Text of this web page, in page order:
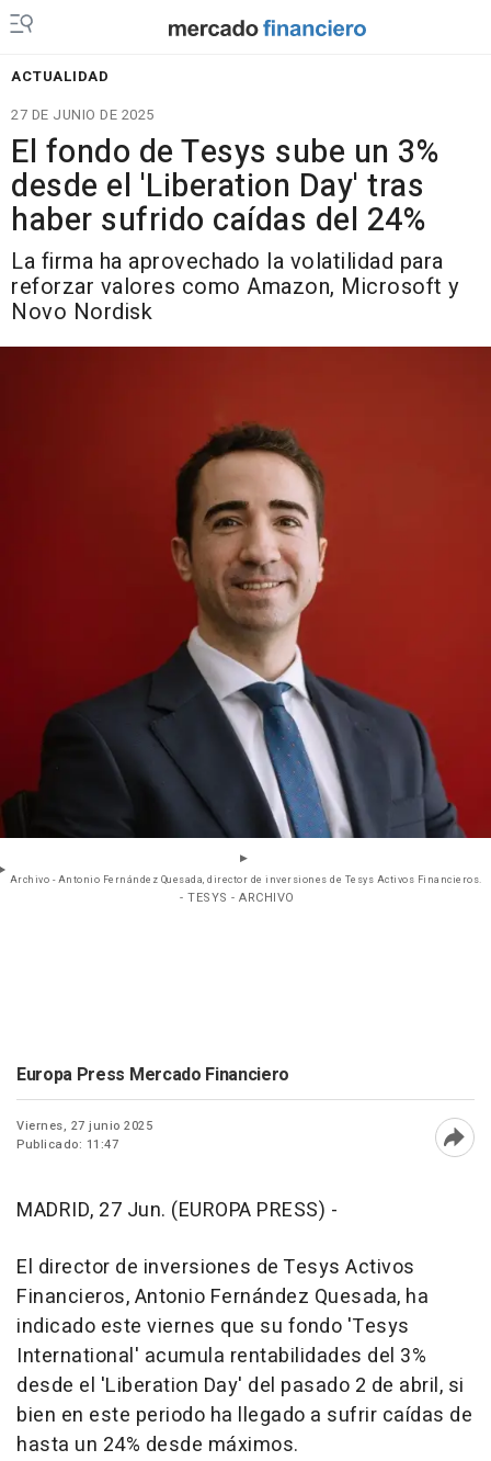
ACTUALIDAD
27 DE JUNIO DE 2025
El fondo de Tesys sube un 3%
desde el 'Liberation Day' tras
haber sufrido caídas del 24%
La firma ha aprovechado la volatilidad para
reforzar valores como Amazon, Microsoft y
Novo Nordisk
Archivo - Antonio Fernández Quesada, director de inversiones de Tesys Activos Financieros.
- TESYS - ARCHIVO
Europa Press Mercado Financiero
Viernes, 27 junio 2025
Publicado: 11:47
MADRID, 27 Jun. (EUROPA PRESS) -
El director de inversiones de Tesys Activos
Financieros, Antonio Fernández Quesada, ha
indicado este viernes que su fondo 'Tesys
International' acumula rentabilidades del 3%
desde el 'Liberation Day' del pasado 2 de abril, si
bien en este periodo ha llegado a sufrir caídas de
hasta un 24% desde máximos.